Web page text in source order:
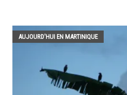
AUJOURD'HUI EN MARTINIQUE